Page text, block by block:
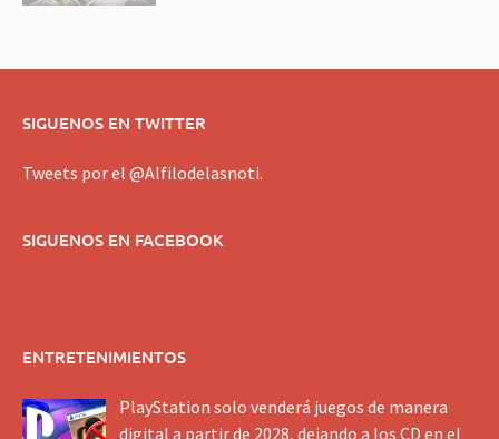
SIGUENOS EN TWITTER
Tweets por el @Alfilodelasnoti.
SIGUENOS EN FACEBOOK
ENTRETENIMIENTOS
PlayStation solo venderá juegos de manera
digital a partir de 2028, dejando a los CD en el